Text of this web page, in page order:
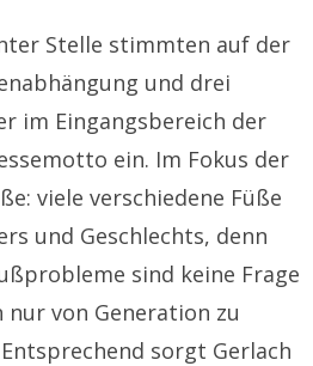
Stelle stimmten auf der
und drei
im Eingangsbereich der
ein. Im Fokus der
viele verschiedene Füße
und Geschlechts, denn
sind keine Frage
nur von Generation zu
sorgt Gerlach